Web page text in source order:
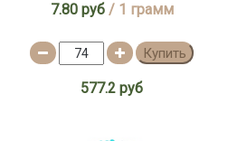
7.80 руб/ 1 грамм
Купить
577.2 руб